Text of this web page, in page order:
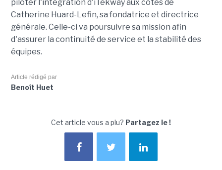
piloter l'intégration d'iTekway aux côtés de
Catherine Huard-Lefin, sa fondatrice et directrice
générale. Celle-ci va poursuivre sa mission afin
d'assurer la continuité de service et la stabilité des
équipes.
Article rédigé par
Benoît Huet
Cet article vous a plu? Partagez le !